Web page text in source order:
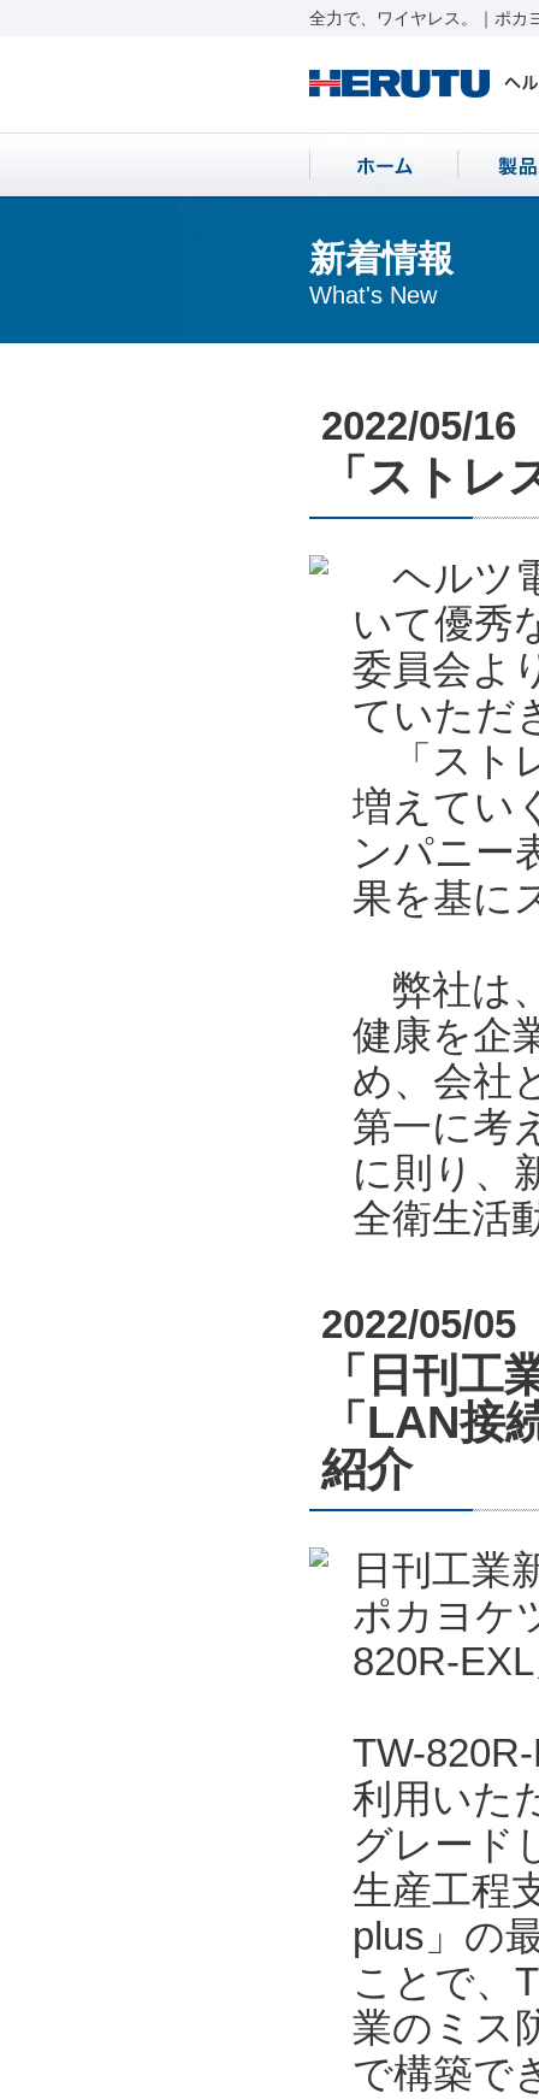
全力で、ワイヤレス。｜ポカ
新着情報
What's New
2022/05/16
「スト
ヘルツ
いて優秀
委員会よ
ていただ
「スト
増えてい
ンパニー
果を基に
弊社は
健康を企
め、会社
第一に考
に則り、
全衛生活
2022/05/05
「日刊工
「LAN
紹介
日刊工業
ポカヨケ
820R-
TW-
利用いた
グレード
生産工程
plus」の
ことで、
業のミス
で構築で